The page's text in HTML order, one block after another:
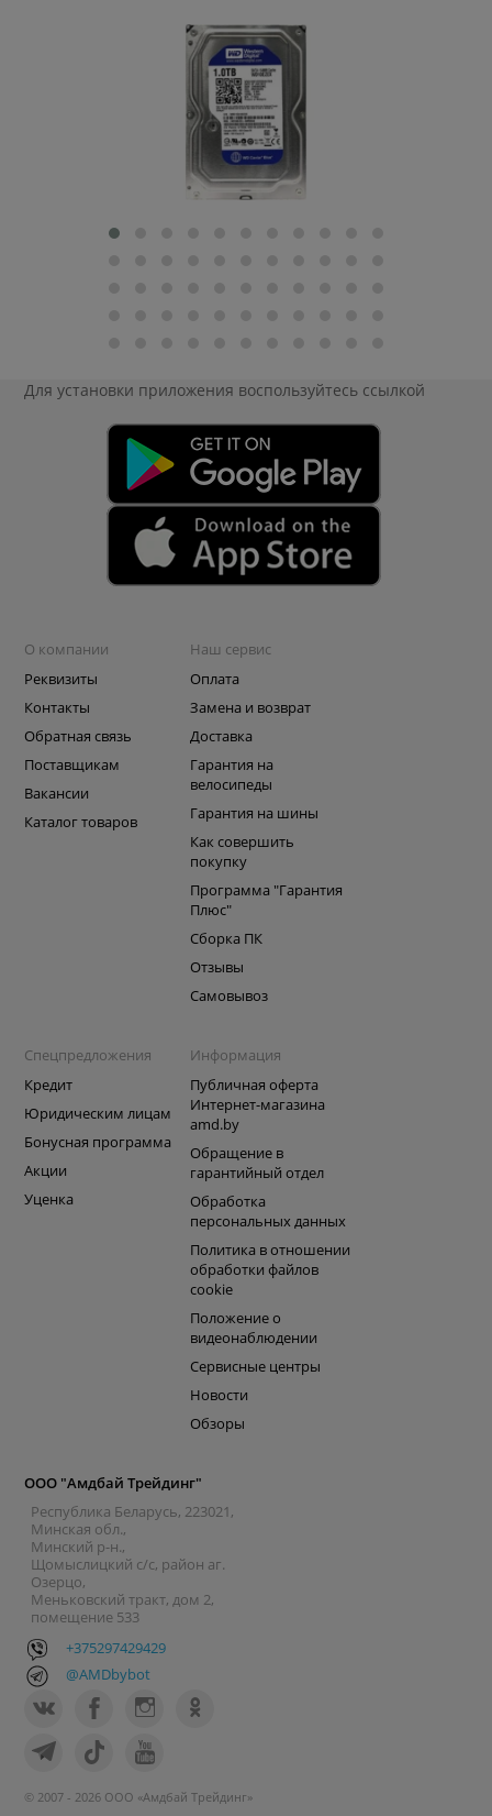
Для установки приложения воспользуйтесь ссылкой
О компании
Реквизиты
Контакты
Обратная связь
Поставщикам
Вакансии
Каталог товаров
Наш сервис
Оплата
Замена и возврат
Доставка
Гарантия на
велосипеды
Гарантия на шины
Как совершить
покупку
Программа "Гарантия
Плюс"
Сборка ПК
Отзывы
Самовывоз
Спецпредложения
Кредит
Юридическим лицам
Бонусная программа
Акции
Уценка
Информация
Публичная оферта
Интернет-магазина
amd.by
Обращение в
гарантийный отдел
Обработка
персональных данных
Политика в отношении
обработки файлов
cookie
Положение о
видеонаблюдении
Сервисные центры
Новости
Обзоры
ООО "Амдбай Трейдинг"
Республика Беларусь, 223021,
Минская обл.,
Минский р-н.,
Щомыслицкий с/с, район аг.
Озерцо,
Меньковский тракт, дом 2,
помещение 533
+375297429429
@AMDbybot
© 2007 - 2026 ООО «Амдбай Трейдинг»